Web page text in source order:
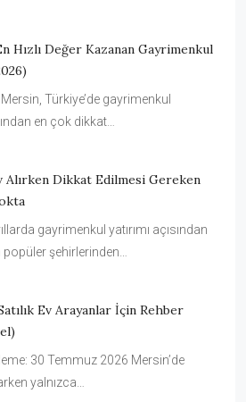
Hızlı Değer Kazanan Gayrimenkul
Türkiye’de gayrimenkul
en çok dikkat…
Alırken Dikkat Edilmesi Gereken
gayrimenkul yatırımı açısından
popüler şehirlerinden…
Ev Arayanlar İçin Rehber
30 Temmuz 2026 Mersin’de
yalnızca…